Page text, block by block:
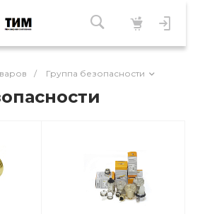
/ Группа безопасности